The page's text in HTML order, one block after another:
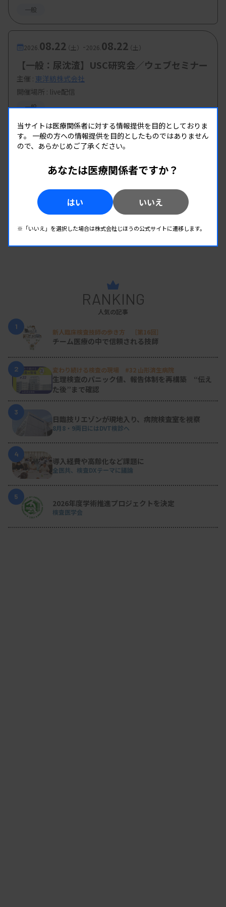
一般
2026. 08.22（土） -2026. 08.22（土）
【一般：尿沈渣】USC研究会／ウェブセミナー
主催 : 東洋紡株式会社
開催場所 : live配信
一般
RANKING
人気の記事
1
新人臨床検査技師の歩き方 ［第16回］
チーム医療の中で信頼される技師
2 変わり続ける検査の現場 #32 山形済生病院
生理検査のパニック値、報告体制を再構築 “伝え
た後”まで確認
3
日臨技リエゾンが現地入り、病院検査室を視察
8月8・9両日にはDVT検診へ
4
導入経費や高齢化など課題に
全医共、検査DXテーマに議論
5
2026年度学術推進プロジェクトを決定
検査医学会
当サイトは医療関係者に対する情報提供を目的としておりま
す。 一般の方への情報提供を目的としたものではありません
ので、あらかじめご了承ください。
あなたは医療関係者ですか？
はい いいえ
※「いいえ」を選択した場合は株式会社じほうの公式サイトに遷移します。